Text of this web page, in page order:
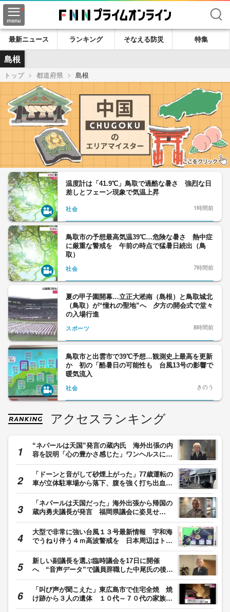
検索
最新ニュース ランキング そなえる防災 特集
島根
トップ 都道府県 島根
温度計は「41.9℃」鳥取で過酷な暑さ 強烈な日
差しとフェーン現象で気温上昇
社会 1時間前
鳥取市の予想最高気温39℃…危険な暑さ 熱中症
に厳重な警戒を 午前の時点で猛暑日続出（鳥
取）
社会
7時間前
夏の甲子園開幕…立正大淞南（島根）と鳥取城北
（鳥取）が“憧れの聖地”へ 夕方の開会式で堂々
の入場行進
スポーツ
8時間前
鳥取市と出雲市で39℃予想…観測史上最高を更新
か 初の「酷暑日の可能性も 台風13号の影響で
暖気流入
社会
きのう
アクセスランキング
“ネパールは天国”発言の蔵内氏 海外出張の内
容を説明「心の豊かさ感じた」ワンヘルスに関
するMOU締結も 福岡
「ドーンと音がして砂煙上がった」77歳運転の
車が立体駐車場から落下、腹を強く打ち出血性
ショックで死亡 スロープの壁を突き破る
「ネパールは天国だった」海外出張から帰国の
蔵内勇夫議長が発言 福岡県議会に姿見せ
る “金銭授受”疑惑は第三者委員会設置へ
大型で非常に強い台風１３号最新情報 宇和海
でうねり伴う４ｍ高波警戒を 日本周辺はトリ
プル台風【愛媛】
新しい副議長を選ぶ臨時議会を17日に開催
へ “音声データ”で議員辞職した中尾氏の後任
決める 蔵内議長が表明 福岡県議会の金銭授
受疑惑
「叫び声が聞こえた」東広島市で住宅全焼 焼
け跡から３人の遺体 １０代～７０代の家族４
人と連絡取れず